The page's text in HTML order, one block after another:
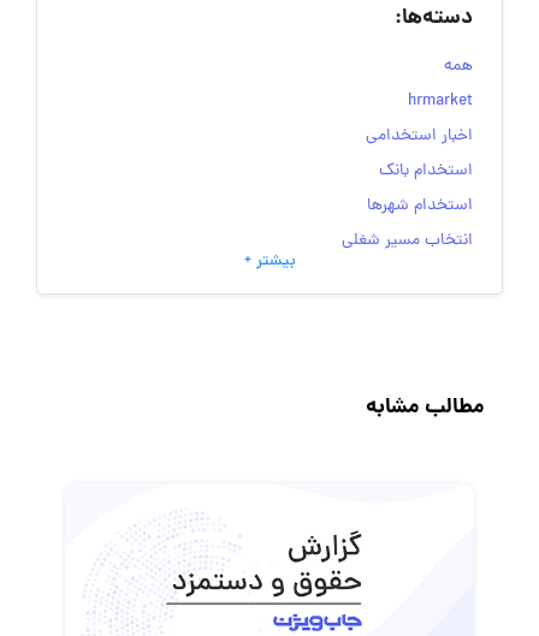
دسته‌ها:
همه
hrmarket
اخبار استخدامی
استخدام بانک
استخدام شهرها
انتخاب مسیر شغلی
به‌روزرسانی‌های سایت (کارجویی)
رزومه
بیشتر +
مطالب مشابه